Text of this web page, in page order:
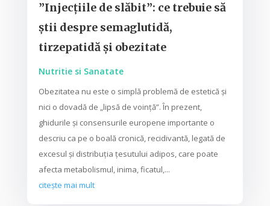
”Injecțiile de slăbit”: ce trebuie să
știi despre semaglutidă,
tirzepatidă și obezitate
Nutritie si Sanatate
Obezitatea nu este o simplă problemă de estetică și
nici o dovadă de „lipsă de voință”. În prezent,
ghidurile și consensurile europene importante o
descriu ca pe o boală cronică, recidivantă, legată de
excesul și distribuția țesutului adipos, care poate
afecta metabolismul, inima, ficatul,...
citește mai mult